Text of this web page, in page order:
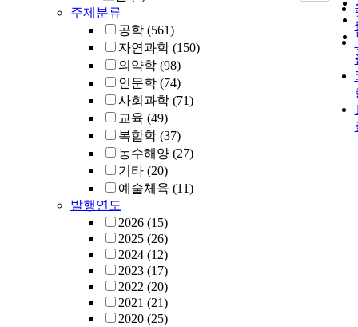
주제분류
공학 (561)
자연과학 (150)
의약학 (98)
인문학 (74)
사회과학 (71)
교육 (49)
복합학 (37)
농수해양 (27)
기타 (20)
예술체육 (11)
발행연도
2026 (15)
2025 (26)
2024 (12)
2023 (17)
2022 (20)
2021 (21)
2020 (25)